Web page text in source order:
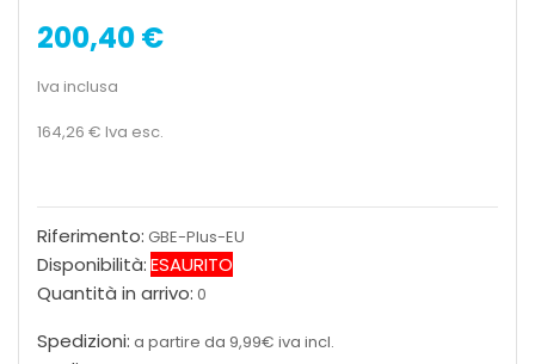
200,40 €
Iva inclusa
164,26 € Iva esc.
Riferimento: GBE-Plus-EU
Disponibilità:ESAURITO
Quantità in arrivo: 0
Spedizioni: a partire da 9,99€ iva incl.